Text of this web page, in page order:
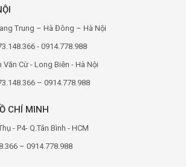
Trung – Hà Đông – Hà Nội
- 0914.778.988
Cừ - Long Biên - Hà Nội
– 0914.778.988
CHÍ MINH
- P4- Q.Tân Bình - HCM
– 0914.778.988